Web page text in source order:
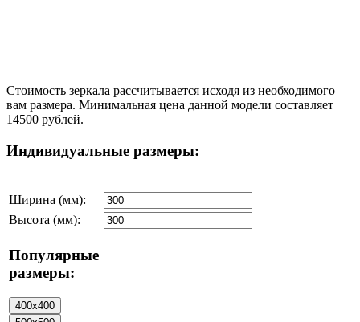
Стоимость зеркала рассчитывается исходя из необходимого
вам размера. Минимальная цена данной модели составляет
14500 рублей.
Индивидуальные размеры:
Ширина (мм):
Высота (мм):
Популярные
размеры: